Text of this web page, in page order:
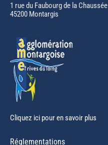
in
new
1 rue du Faubourg de la Chaussée
45200 Montargis
Cliquez ici pour en savoir plus
Réglementations